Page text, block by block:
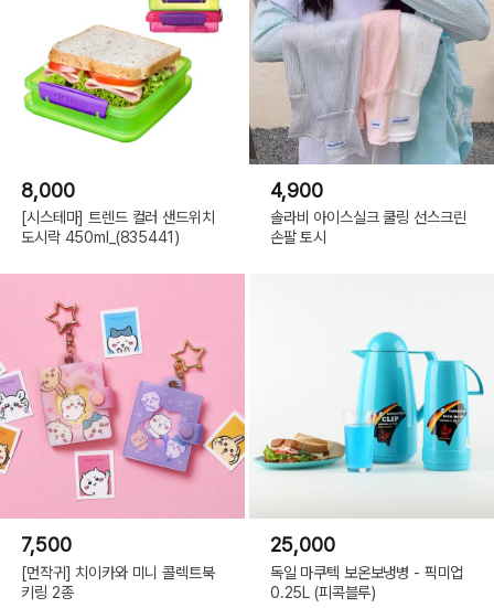
8,000
[시스테마] 트렌드 컬러 샌드위치
도시락 450ml_(835441)
4,900
솔라비 아이스실크 쿨링 선스크린
손팔 토시
7,500
[먼작귀] 치이카와 미니 콜렉트북
키링 2종
25,000
독일 마쿠텍 보온보냉병 - 픽미업
0.25L (피콕블루)